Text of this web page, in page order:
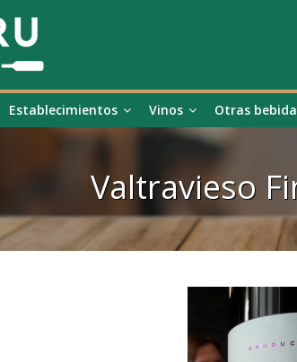
Establecimientos Vinos Otras
Valtravieso